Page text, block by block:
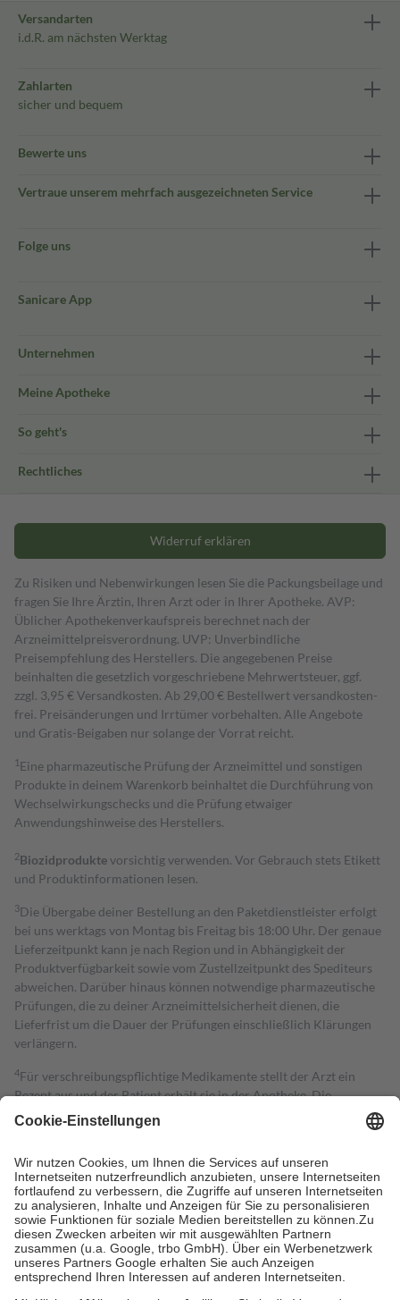
Versandarten
i.d.R. am nächsten Werktag
Zahlarten
sicher und bequem
Bewerte uns
Vertraue unserem mehrfach ausgezeichneten Service
Folge uns
Sanicare App
Unternehmen
Meine Apotheke
So geht's
Rechtliches
Widerruf erklären
Zu Risiken und Nebenwirkungen lesen Sie die Packungsbeilage und
fragen Sie Ihre Ärztin, Ihren Arzt oder in Ihrer Apotheke. AVP:
Üblicher Apothekenverkaufspreis berechnet nach der
Arzneimittelpreisverordnung. UVP: Unverbindliche
Preisempfehlung des Herstellers. Die angegebenen Preise
beinhalten die gesetzlich vorgeschriebene Mehrwertsteuer, ggf.
zzgl. 3,95 € Versandkosten. Ab 29,00 € Bestell­wert versand­kosten­
frei. Preisänderungen und Irrtümer vorbehalten. Alle Angebote
und Gratis-Beigaben nur solange der Vorrat reicht.
1 Eine pharmazeutische Prüfung der Arzneimittel und sonstigen
Produkte in deinem Warenkorb beinhaltet die Durchführung von
Wechselwirkungschecks und die Prüfung etwaiger
Anwendungshinweise des Herstellers.
2Biozidproduktevorsichtig verwenden. Vor Gebrauch stets Etikett
und Produktinformationen lesen.
3Die Übergabe deiner Bestellung an den Paketdienstleister erfolgt
bei uns werktags von Montag bis Freitag bis 18:00 Uhr. Der genaue
Lieferzeitpunkt kann je nach Region und in Abhängigkeit der
Produktverfügbarkeit sowie vom Zustellzeitpunkt des Spediteurs
abweichen. Darüber hinaus können notwendige pharmazeutische
Prüfungen, die zu deiner Arzneimittelsicherheit dienen, die
Lieferfrist um die Dauer der Prüfungen einschließlich Klärungen
verlängern.
4Für verschreibungspflichtige Medikamente stellt der Arzt ein
Rezept aus und der Patient erhält sie in der Apotheke. Die
gesetzliche Krankenversicherung übernimmt in der Regel die
Kosten dafür, der Versicherte trägt einen Teil davon als Zuzahlung
Grundsätzlich leisten Mitglieder Zuzahlungen in Höhe von zehn
Prozent des Abgabepreises,mindestens jedochfünf Euround
höchstens zehn Euro.Es sind jedoch nie mehr als die tatsächlichen
Kosten der Leistung zu entrichten.
Diese Regeln gelten grundsätzlich auch für Online-Apotheken.
Bei Heilmitteln und häuslicher Krankenpflege beträgt die
Zuzahlung zehn Prozent der Kosten sowie zehn Euro je